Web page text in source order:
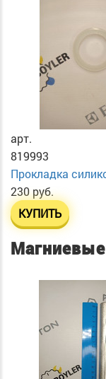
арт.
819993
Прокладка
230 руб.
КУПИТЬ